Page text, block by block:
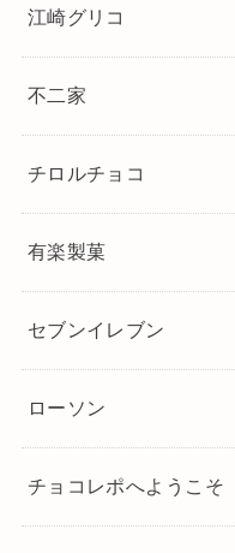
江崎グリコ
不二家
チロルチョコ
有楽製菓
セブンイレブン
ローソン
チョコレポへようこそ